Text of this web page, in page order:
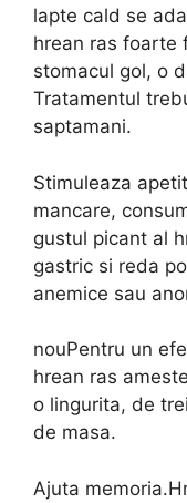
lapte cald se
hrean ras foarte
stomacul gol, o
Tratamentul
saptamani.
Stimuleaza
mancare,
gustul picant al
gastric si reda
anemice sau
nouPentru un
hrean ras
o lingurita, de
de masa.
Ajuta